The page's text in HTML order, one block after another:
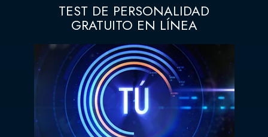
TEST DE PERSONALIDAD
GRATUITO EN LÍNEA